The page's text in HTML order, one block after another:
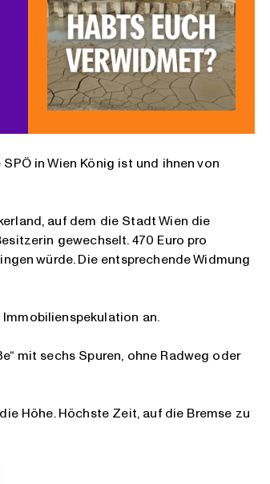
in Wien König ist und ihnen von
auf dem die Stadt Wien die
gewechselt. 470 Euro pro
würde. Die entsprechende Widmung
an.
mit sechs Spuren, ohne Radweg oder
Höhe. Höchste Zeit, auf die Bremse zu